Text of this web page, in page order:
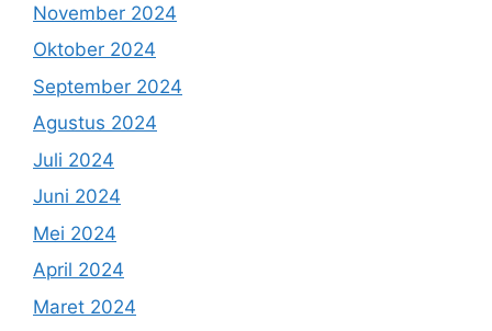
November 2024
Oktober 2024
September 2024
Agustus 2024
Juli 2024
Juni 2024
Mei 2024
April 2024
Maret 2024